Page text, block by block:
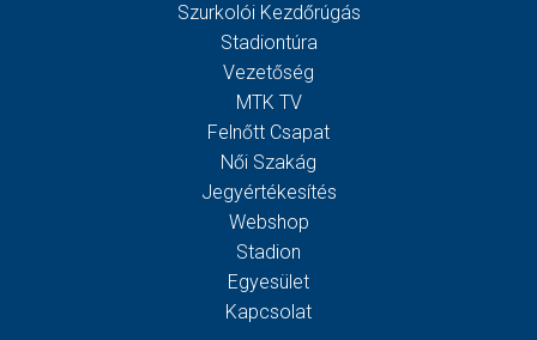
Szurkolói Kezdőrúgás
Stadiontúra
Vezetőség
MTK TV
Felnőtt Csapat
Női Szakág
Jegyértékesítés
Webshop
Stadion
Egyesület
Kapcsolat